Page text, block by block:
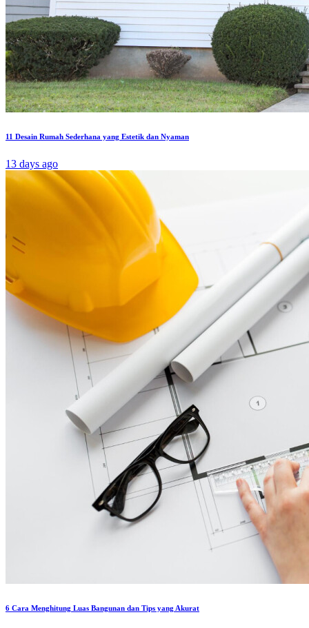
11 Desain Rumah Sederhana yang Estetik dan Nyaman
13 days ago
6 Cara Menghitung Luas Bangunan dan Tips yang Akurat